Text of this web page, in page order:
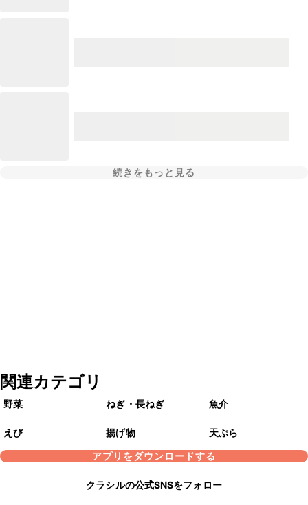
続きをもっと見る
関連カテゴリ
野菜 ねぎ・長ねぎ 魚介
えび 揚げ物
天ぷら
アプリをダウンロードする
クラシルの公式SNSをフォロー